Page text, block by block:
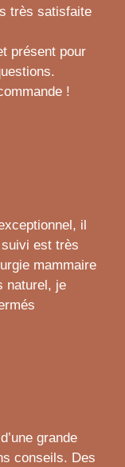
très satisfaite
présent pour
!
il
est très
mammaire
naturel, je
grande
conseils. Des